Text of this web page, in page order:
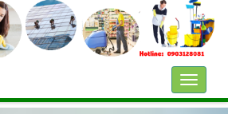
Toggle
Styles